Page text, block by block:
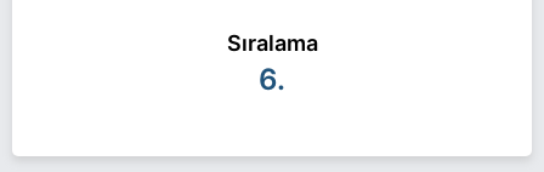
Sıralama
6.